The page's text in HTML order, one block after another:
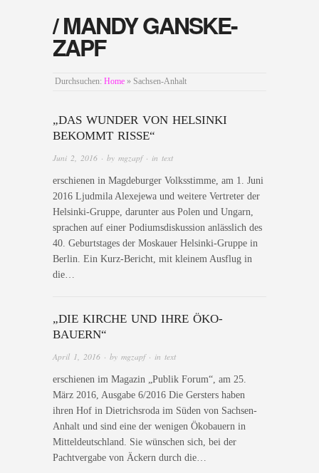
/ MANDY GANSKE-
ZAPF
Durchsuchen: Home » Sachsen-Anhalt
„DAS WUNDER VON HELSINKI
BEKOMMT RISSE“
Juni 2, 2016 · by mgzapf· in text
erschienen in Magdeburger Volksstimme, am 1. Juni
2016 Ljudmila Alexejewa und weitere Vertreter der
Helsinki-Gruppe, darunter aus Polen und Ungarn,
sprachen auf einer Podiumsdiskussion anlässlich des
40. Geburtstages der Moskauer Helsinki-Gruppe in
Berlin. Ein Kurz-Bericht, mit kleinem Ausflug in
die…
„DIE KIRCHE UND IHRE ÖKO-
BAUERN“
April 1, 2016 · by mgzapf· in text
erschienen im Magazin „Publik Forum“, am 25.
März 2016, Ausgabe 6/2016 Die Gersters haben
ihren Hof in Dietrichsroda im Süden von Sachsen-
Anhalt und sind eine der wenigen Ökobauern in
Mitteldeutschland. Sie wünschen sich, bei der
Pachtvergabe von Äckern durch die…